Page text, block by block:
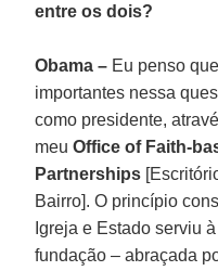
entre os dois?
Obama – Eu penso
importantes nessa
como presidente,
meuOffice of Faith-
Partnerships
Bairro]. O princípio
Igreja e Estado serviu
fundação – abraçada